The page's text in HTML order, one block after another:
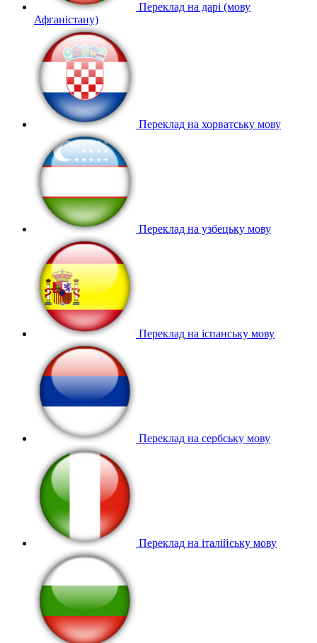
Переклад на дарі (мову
Афганістану)
Переклад на хорватську мову
Переклад на узбецьку мову
Переклад на іспанську мову
Переклад на сербську мову
Переклад на італійську мову